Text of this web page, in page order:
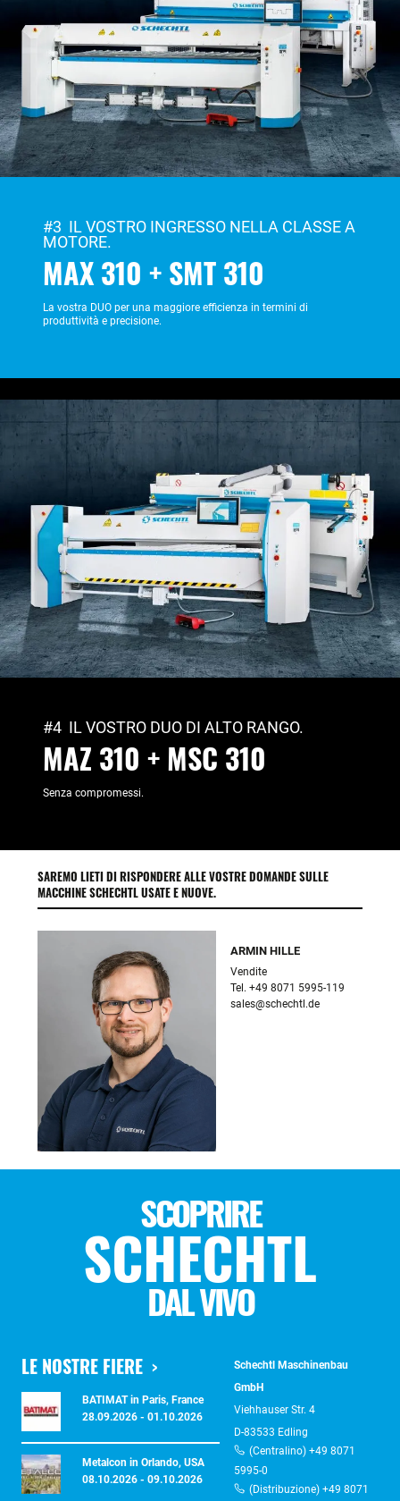
#3 IL VOSTRO INGRESSO NELLA CLASSE A
MOTORE.
MAX 310 + SMT 310
La vostra DUO per una maggiore efficienza in termini di
produttività e precisione.
#4 IL VOSTRO DUO DI ALTO RANGO.
MAZ 310 + MSC 310
Senza compromessi.
SAREMO LIETI DI RISPONDERE ALLE VOSTRE DOMANDE SULLE
MACCHINE SCHECHTL USATE E NUOVE.
ARMIN HILLE
Vendite
sales@schechtl.de
SCOPRIRE
SCHECHTL
DAL VIVO
LE NOSTRE FIERE
BATIMAT in Paris, France
28.09.2026 - 01.10.2026
Metalcon in Orlando, USA
08.10.2026 - 09.10.2026
Schechtl Maschinenbau
GmbH
Viehhauser Str. 4
D-83533 Edling
(Centralino) +49 8071
5995-0
(Distribuzione) +49 8071